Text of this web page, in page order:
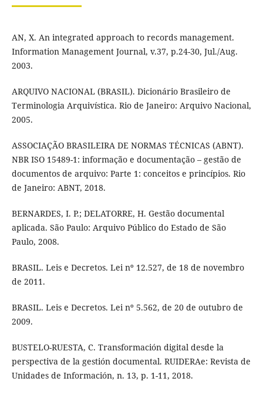
AN, X. An integrated approach to records management.
Information Management Journal, v.37, p.24-30, Jul./Aug.
2003.
ARQUIVO NACIONAL (BRASIL). Dicionário Brasileiro de
Terminologia Arquivística. Rio de Janeiro: Arquivo Nacional,
2005.
ASSOCIAÇÃO BRASILEIRA DE NORMAS TÉCNICAS (ABNT).
NBR ISO 15489-1: informação e documentação – gestão de
documentos de arquivo: Parte 1: conceitos e princípios. Rio
de Janeiro: ABNT, 2018.
BERNARDES, I. P.; DELATORRE, H. Gestão documental
aplicada. São Paulo: Arquivo Público do Estado de São
Paulo, 2008.
BRASIL. Leis e Decretos. Lei nº 12.527, de 18 de novembro
de 2011.
BRASIL. Leis e Decretos. Lei nº 5.562, de 20 de outubro de
2009.
BUSTELO-RUESTA, C. Transformación digital desde la
perspectiva de la gestión documental. RUIDERAe: Revista de
Unidades de Información, n. 13, p. 1-11, 2018.